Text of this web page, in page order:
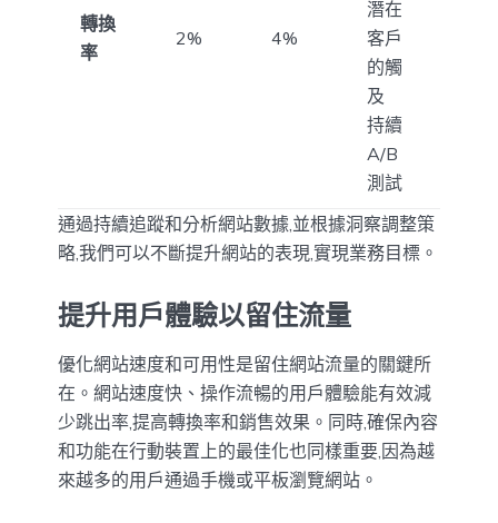
轉換
率
2% 4%
潛在
客戶
的觸
及
持續
A/B
測試
通過持續追蹤和分析網站數據,並根據洞察調整策
略,我們可以不斷提升網站的表現,實現業務目標。
提升用戶體驗以留住流量
優化網站速度和可用性是留住網站流量的關鍵所
在。網站速度快、操作流暢的用戶體驗能有效減
少跳出率,提高轉換率和銷售效果。同時,確保內容
和功能在行動裝置上的最佳化也同樣重要,因為越
來越多的用戶通過手機或平板瀏覽網站。